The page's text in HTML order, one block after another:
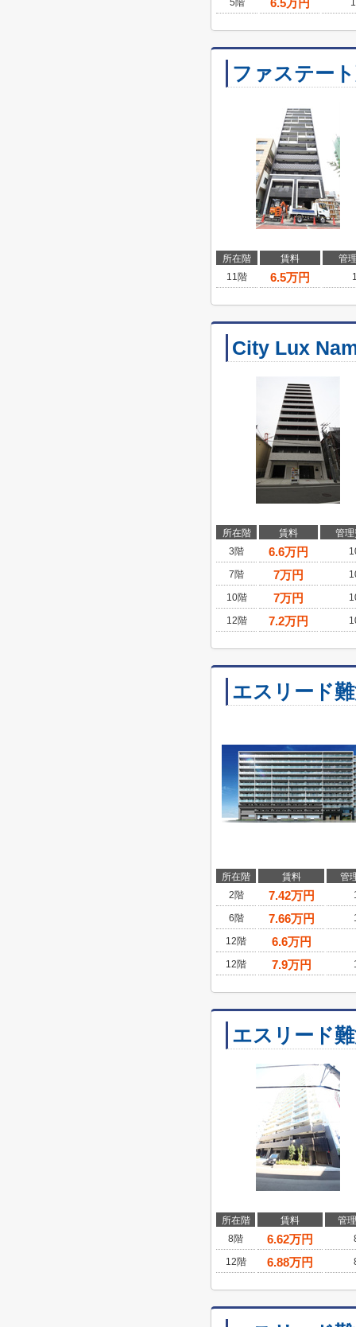
5階 6.5万円
ファステー
所在階 賃料
管
11階
6.5万円
City Lux
所在階 賃料
管
3階
6.6万円
7階 7万円
10階 7万円
12階 7.2万円
エスリード
所在階 賃料
管
2階
7.42万円
6階 7.66万円
12階 6.6万円
12階 7.9万円
エスリード
所在階 賃料
管
8階
6.62万円
12階 6.88万円